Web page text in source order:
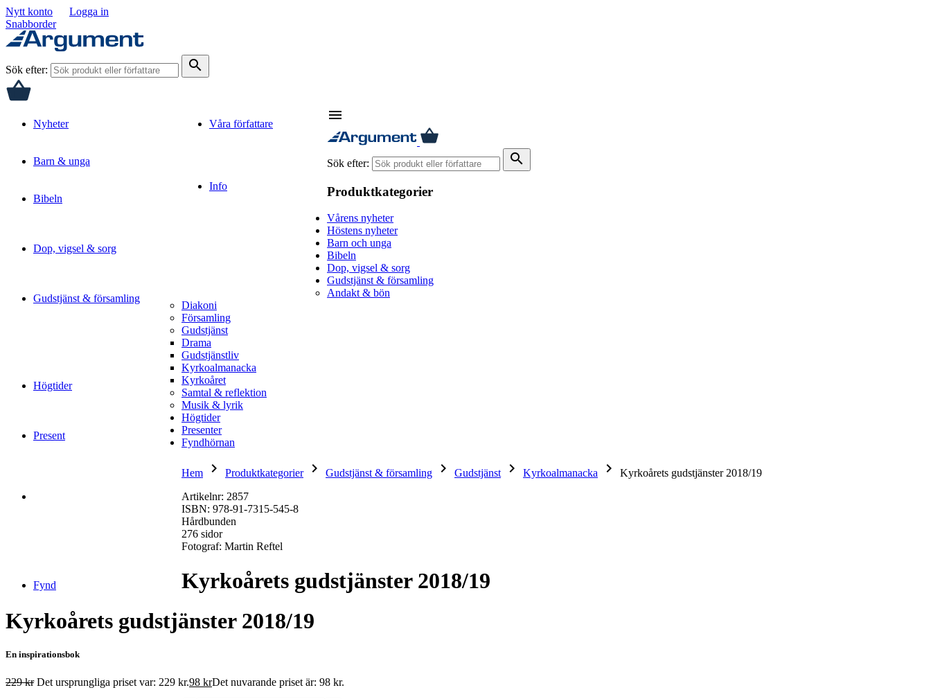
Nytt konto
Logga in
Snabborder
Sök efter: search
Nyheter
Barn & unga
Bibeln
Dop, vigsel & sorg
Gudstjänst & församling
Högtider
Present
Fynd
Våra författare
Info
menu
Sök efter: search
Produktkategorier
Vårens nyheter
Höstens nyheter
Barn och unga
Bibeln
Dop, vigsel & sorg
Gudstjänst & församling
Andakt & bön
Diakoni
Församling
Gudstjänst
Drama
Gudstjänstliv
Kyrkoalmanacka
Kyrkoåret
Samtal & reflektion
Musik & lyrik
Högtider
Presenter
Fyndhörnan
Hem keyboard_arrow_right Produktkategorier keyboard_arrow_right Gudstjänst & församling keyboard_arrow_right Gudstjänst keyboard_arrow_right Kyrkoalmanacka keyboard_arrow_right
Kyrkoårets gudstjänster 2018/19
Artikelnr: 2857
ISBN: 978-91-7315-545-8
Hårdbunden
276 sidor
Fotograf: Martin Reftel
Kyrkoårets gudstjänster 2018/19
Kyrkoårets gudstjänster 2018/19
En inspirationsbok
229kr Det ursprungliga priset var: 229 kr.98 krDet nuvarande priset är: 98 kr.